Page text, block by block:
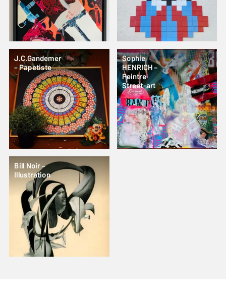
J.C.Gandemer
– Papetiste
Sophie
HENRICH –
Peintre
Street-art
Bill Noir –
Illustration